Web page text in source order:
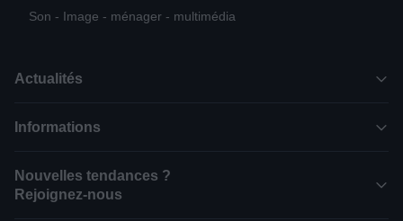
Son - Image - ménager - multimédia
Actualités
Informations
Nouvelles tendances ?
Rejoignez-nous